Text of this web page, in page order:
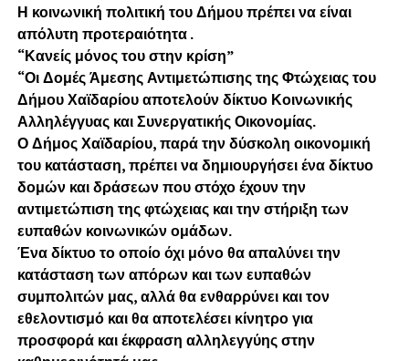
Η κοινωνική πολιτική του Δήμου πρέπει να είναι
απόλυτη προτεραιότητα .
“Κανείς μόνος του στην κρίση”
“Οι Δομές Άμεσης Αντιμετώπισης της Φτώχειας του
Δήμου Χαϊδαρίου αποτελούν δίκτυο Κοινωνικής
Αλληλέγγυας και Συνεργατικής Οικονομίας.
Ο Δήμος Χαϊδαρίου, παρά την δύσκολη οικονομική
του κατάσταση, πρέπει να δημιουργήσει ένα δίκτυο
δομών και δράσεων που στόχο έχουν την
αντιμετώπιση της φτώχειας και την στήριξη των
ευπαθών κοινωνικών ομάδων.
Ένα δίκτυο το οποίο όχι μόνο θα απαλύνει την
κατάσταση των απόρων και των ευπαθών
συμπολιτών μας, αλλά θα ενθαρρύνει και τον
εθελοντισμό και θα αποτελέσει κίνητρο για
προσφορά και έκφραση αλληλεγγύης στην